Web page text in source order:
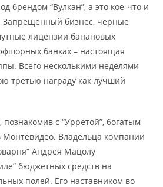
брендом “Вулкан”, а это кое-что и
бизнес, черные
лицензии банановых
банках – настоящая
Всего несколькими неделями
третью награду как лучший
с “Урретой”, богатым
Владельца компании
Андрея Мацолу
бюджетных средств на
полей. Его наставником во